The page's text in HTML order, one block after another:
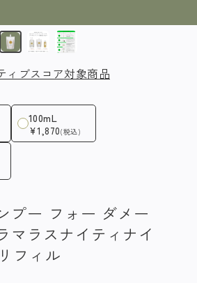
ィブスコア対象商品
100mL
¥1,870(税込)
プー フォー ダメー
マラスナイティナイ
フィル